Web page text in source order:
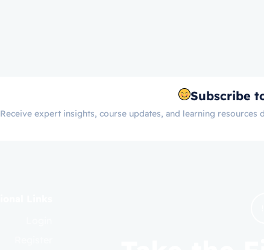
Subscribe
Receive expert insights, course updates, and learning resources